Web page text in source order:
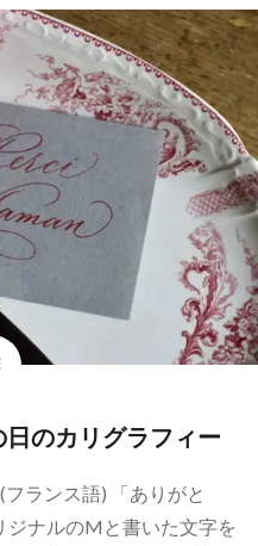
カリグラフィー
ランス語) 「ありがと
ジナルのMと書いた文字を